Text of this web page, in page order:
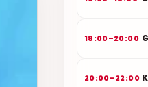
18:00–20:00
20:00–22:00